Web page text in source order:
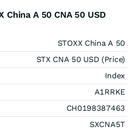
China A 50 CNA 50 USD
STOXX China A 50
STX CNA 50 USD (Price)
Index
A1RRKE
CH0198387463
SXCNA5T